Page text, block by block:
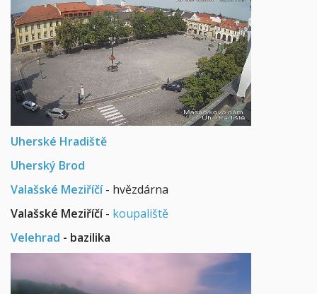
Uherské Hradiště
Uherský Brod
Valašské Meziříčí- hvězdárna
Valašské Meziříčí- koupaliště
Velehrad - bazilika